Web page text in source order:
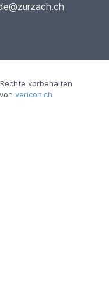
vorbehalten
vericon.ch